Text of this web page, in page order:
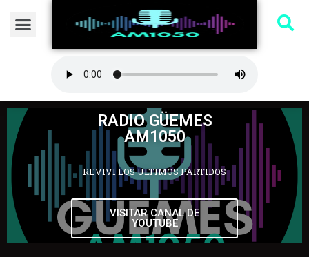
RADIO GÜEMES
AM1050
REVIVI LOS ULTIMOS PARTIDOS
VISITAR CANAL DE
YOUTUBE